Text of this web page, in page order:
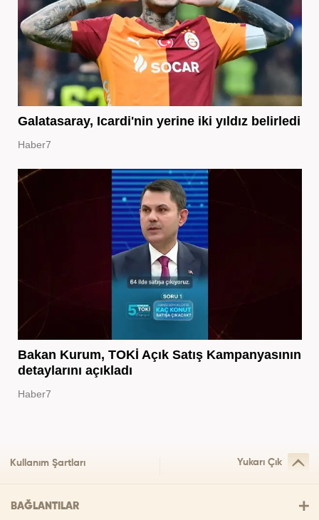
Galatasaray, Icardi'nin yerine iki yıldız belirledi
Haber7
Bakan Kurum, TOKİ Açık Satış Kampanyasının
detaylarını açıkladı
Haber7
Kullanım Şartları Yukarı Çık
BAĞLANTILAR